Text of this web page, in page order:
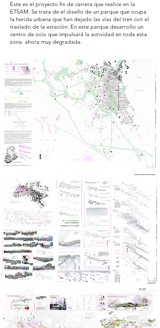
Este es el proyecto fin de carrera que realice en la
ETSAM. Se trata de el diseño de un parque que ocupa
la herida urbana que han dejado las vías del tren con el
traslado de la estación. En este parque desarrollo un
centro de ocio que impulsará la actividad en toda esta
zona ahora muy degradada.